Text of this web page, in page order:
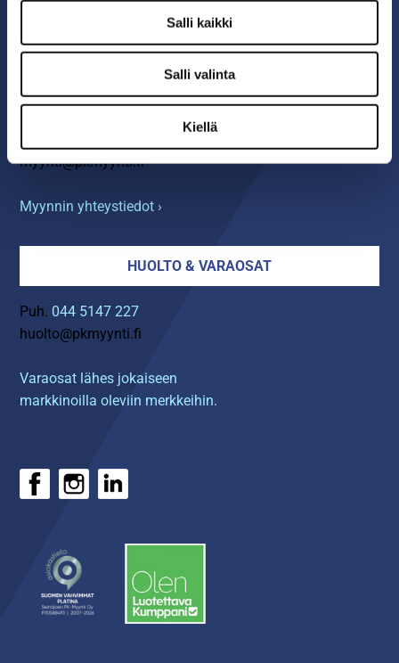
Salli kaikki
Salli valinta
Kiellä
YHTEYS
myynti@pkmyynti.fi
Myynnin yhteystiedot ›
HUOLTO & VARAOSAT
Puh. 044 5147 227
huolto@pkmyynti.fi
Varaosat lähes jokaiseen
markkinoilla oleviin merkkeihin.